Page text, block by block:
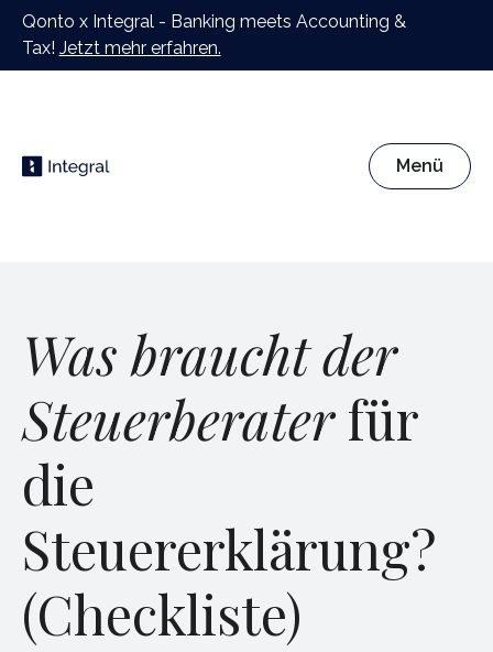
Qonto x Integral - Banking meets Accounting &
Tax! Jetzt mehr erfahren.
Menü
Was braucht der
Steuerberaterfür
die
Steuererklärung?
(Checkliste)